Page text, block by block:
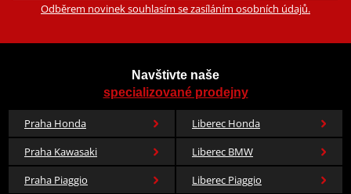
Odběrem novinek souhlasím se zasíláním osobních údajů.
Navštivte naše
specializované prodejny
Praha Honda
Liberec Honda
Praha Kawasaki
Liberec BMW
Praha Piaggio
Liberec Piaggio